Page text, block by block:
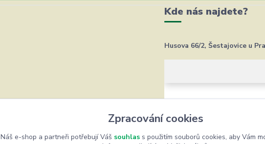
Kde nás najdete?
Husova 66/2, Šestajovice u
Zpracování cookies
Náš e-shop a partneři potřebují Váš souhlass použitím souborů cookies, aby Vám